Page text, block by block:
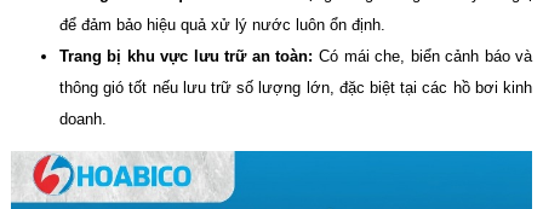
để đảm bảo hiệu quả xử lý nước luôn ổn định.
Trang bị khu vực lưu trữ an toàn: Có mái che, biển cảnh báo và
thông gió tốt nếu lưu trữ số lượng lớn, đặc biệt tại các hồ bơi kinh
doanh.